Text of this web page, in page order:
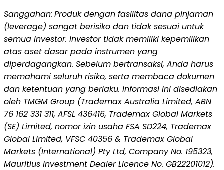
Sanggahan: Produk dengan fasilitas dana pinjaman
(leverage) sangat berisiko dan tidak sesuai untuk
semua investor. Investor tidak memiliki kepemilikan
atas aset dasar pada instrumen yang
diperdagangkan. Sebelum bertransaksi, Anda harus
memahami seluruh risiko, serta membaca dokumen
dan ketentuan yang berlaku. Informasi ini disediakan
oleh TMGM Group (Trademax Australia Limited, ABN
76 162 331 311, AFSL 436416, Trademax Global Markets
(SE) Limited, nomor izin usaha FSA SD224, Trademax
Global Limited, VFSC 40356 & Trademax Global
Markets (International) Pty Ltd, Company No. 195323,
Mauritius Investment Dealer Licence No. GB22201012).